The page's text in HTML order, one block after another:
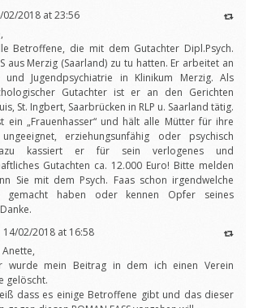
02/2018 at 23:56
Betroffene, die mit dem Gutachter Dipl.Psych.
aus Merzig (Saarland) zu tu hatten. Er arbeitet an
Jugendpsychiatrie in Klinikum Merzig. Als
Gutachter ist er an den Gerichten
St. Ingbert, Saarbrücken in RLP u. Saarland tätig.
ein „Frauenhasser“ und hält alle Mütter für ihre
erziehungsunfähig oder psychisch
kassiert er für sein verlogenes und
Gutachten ca. 12.000 Euro! Bitte melden
Sie mit dem Psych. Faas schon irgendwelche
gemacht haben oder kennen Opfer seines
14/02/2018 at 16:58
wurde mein Beitrag in dem ich einen Verein
gelöscht.
dass es einige Betroffene gibt und das dieser